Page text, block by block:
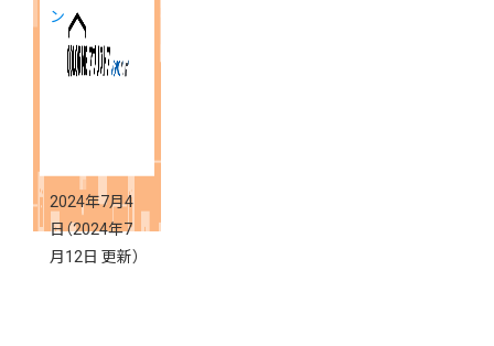
ン
2024年7月4
日（2024年7
月12日 更新）